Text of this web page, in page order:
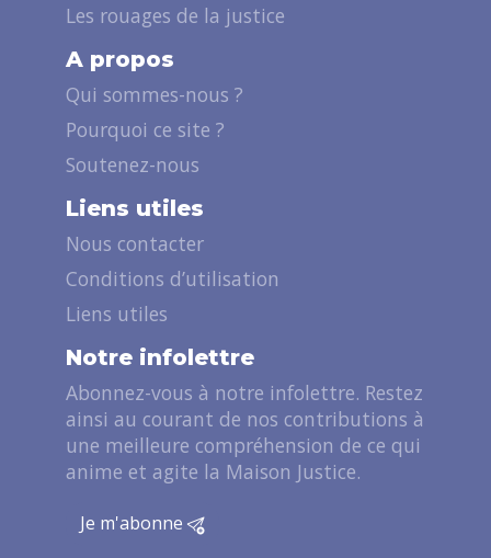
Les rouages de la justice
A propos
Qui sommes-nous ?
Pourquoi ce site ?
Soutenez-nous
Liens utiles
Nous contacter
Conditions d’utilisation
Liens utiles
Notre infolettre
Abonnez-vous à notre infolettre. Restez
ainsi au courant de nos contributions à
une meilleure compréhension de ce qui
anime et agite la Maison Justice.
Je m'abonne